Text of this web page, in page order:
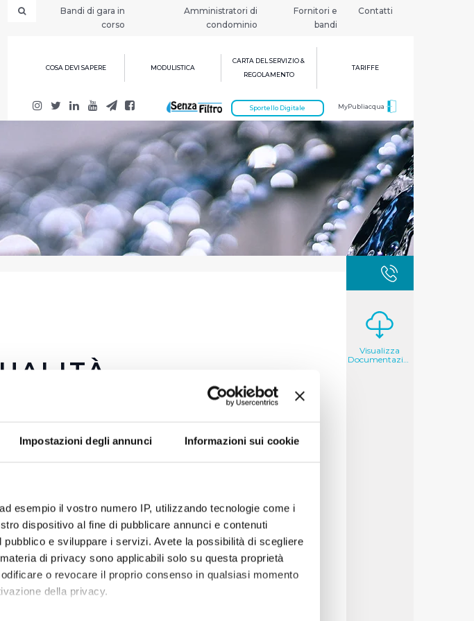
Impostazioni degli annunci Informazioni sui cookie
esempio il vostro numero IP, utilizzando tecnologie come i
dispositivo al fine di pubblicare annunci e contenuti
e sviluppare i servizi. Avete la possibilità di scegliere
di privacy sono applicabili solo su questa proprietà
o revocare il proprio consenso in qualsiasi momento
della privacy.
Bandi di gara in
corso
Amministratori di
condominio
Fornitori e
bandi
Contatti
COSA DEVI SAPERE MODULISTICA
CARTA DEL SERVIZIO &
REGOLAMENTO
TARIFFE
MyPubliacqua
Sportello Digitale
avanti attraverso le proprie campagne di
altro tipo di acqua in bottiglia.
al meglio quanto detto sopra. Acqua di
la qualità!! Due messaggi chiari, semplici e
tutto il lavoro e gli investimenti che Publiacqua ha
poter dare a tutti i cittadini acqua buona e sicura.
Visualizza
Documentazione